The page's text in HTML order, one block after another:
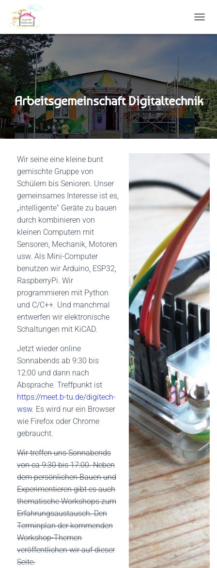
A
T
I
O
N
U
M
S
H
A
N
Arbeitsgemeinschaft Digitaltechnik
Wir seine eine kleine bunt
gemischte Gruppe von
Schülern bis Senioren. Unser
gemeinsames Interesse ist es,
„intelligente“ Geräte zu bauen
durch kombinieren von
kleinen Computern mit
Sensoren, Mechanik, Motoren
usw. Als Mini-Computer
benutzen wir Arduino, ESP32,
RaspberryPi. Wir
programmieren mit Python
und C/C++. Und manchmal
entwerfen wir elektronische
Schaltungen mit KiCAD.
Jetzt wieder online
Sonnabends ab 9:30 bis
12:00 und dann nach
Absprache. Treffpunkt ist
https://meet.b-tu.de/digitech-
wsw. Es wird nur ein Browser
wie Firefox oder Chrome
gebraucht.
Wir treffen uns Sonnabends
von ca 9:30 bis 17:00. Neben
dem persönlichen Bauen und
Experimentieren gibt es auch
thematische Workshops zum
Erfahrungsaustausch. Den
Terminplan der kommenden
Workshop-Themen
veröffentlichen wir auf dieser
Seite.